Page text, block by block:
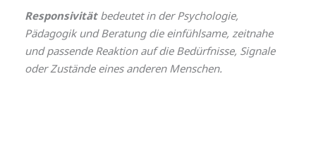
Responsivitätbedeutet in der Psychologie,
Pädagogik und Beratung die einfühlsame, zeitnahe
und passende Reaktion auf die Bedürfnisse, Signale
oder Zustände eines anderen Menschen.